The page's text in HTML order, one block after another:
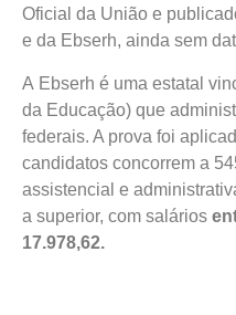
Oficial da União e
e da Ebserh, ainda sem
A Ebserh é uma estatal
da Educação) que
federais. A prova foi
candidatos concorrem a
assistencial e
a superior, com salários
17.978,62.